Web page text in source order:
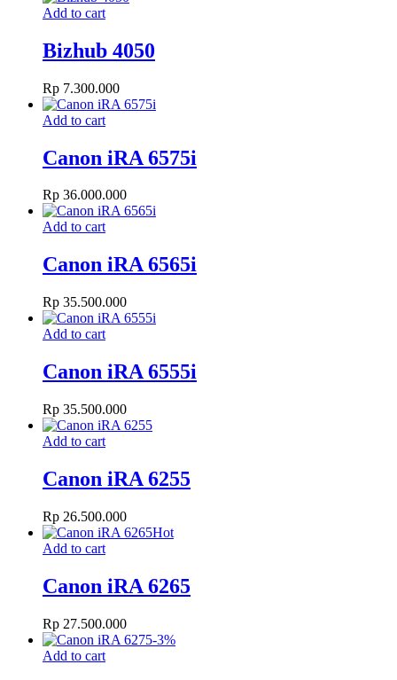
Add to cart
Bizhub 4050
Rp 7.300.000
Add to cart
Canon iRA 6575i
Rp 36.000.000
Add to cart
Canon iRA 6565i
Rp 35.500.000
Add to cart
Canon iRA 6555i
Rp 35.500.000
Add to cart
Canon iRA 6255
Rp 26.500.000
Hot
Add to cart
Canon iRA 6265
Rp 27.500.000
-3%
Add to cart